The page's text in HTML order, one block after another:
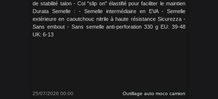
de stabilité talon - Col "slip on" élastifié pour faciliter le maintien
Durata Semelle : - Semelle intermédiaire en EVA - Semelle
extérieure en caoutchouc nitrile à haute résistance Sicurezza -
Sans embout - Sans semelle anti-perforation 330 g EU: 39-48
UK: 6-13
25/07/2026 00:00 Outillage auto moco camion